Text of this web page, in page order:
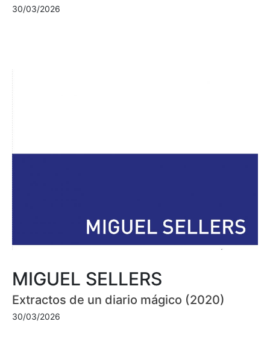
30/03/2026
MIGUEL SELLERS
Extractos de un diario mágico (2020)
30/03/2026